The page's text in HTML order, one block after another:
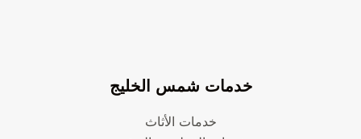
خدمات شمس الخليج
خدمات الأثاث